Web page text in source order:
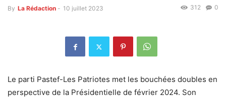
By La Rédaction - 10 juillet 2023 0
312
Le parti Pastef-Les Patriotes met les bouchées doubles en
perspective de la Présidentielle de février 2024. Son